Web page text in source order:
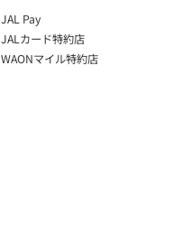
JAL Pay
JALカード特約店
WAONマイル特約店